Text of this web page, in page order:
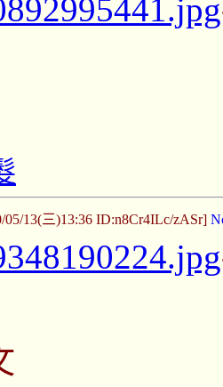
05/13(三)13:36 ID:n8Cr4ILc/zASr]